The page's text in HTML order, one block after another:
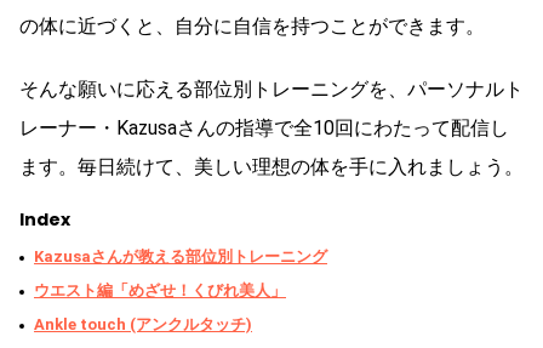
の体に近づくと、自分に自信を持つことができます。
そんな願いに応える部位別トレーニングを、パーソナルト
レーナー・Kazusaさんの指導で全10回にわたって配信し
ます。毎日続けて、美しい理想の体を手に入れましょう。
Index
Kazusaさんが教える部位別トレーニング
ウエスト編「めざせ！くびれ美人」
Ankle touch (アンクルタッチ)